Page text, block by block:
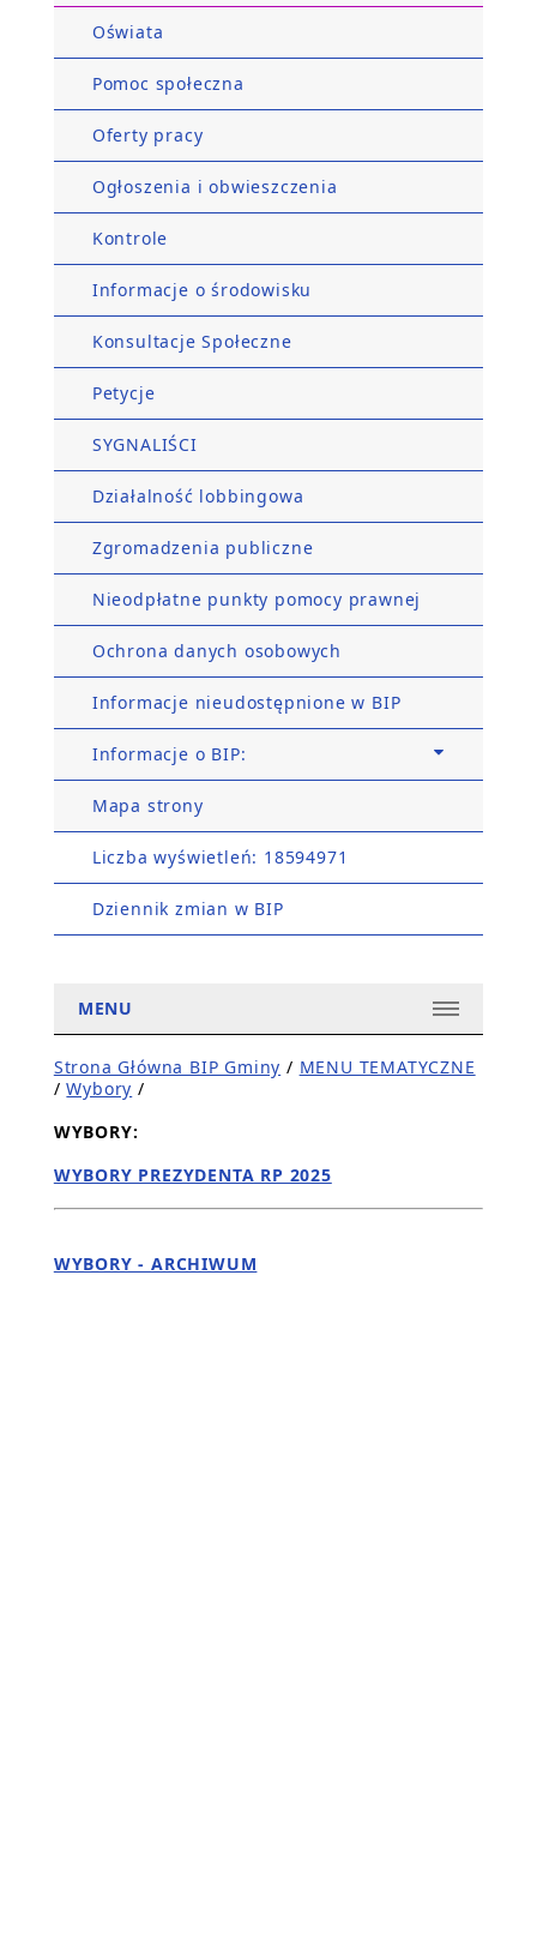
Oświata
Pomoc społeczna
Oferty pracy
Ogłoszenia i obwieszczenia
Kontrole
Informacje o środowisku
Konsultacje Społeczne
Petycje
SYGNALIŚCI
Działalność lobbingowa
Zgromadzenia publiczne
Nieodpłatne punkty pomocy prawnej
Ochrona danych osobowych
Informacje nieudostępnione w BIP
Informacje o BIP:
Mapa strony
Liczba wyświetleń: 18594971
Dziennik zmian w BIP
MENU
Strona Główna BIP Gminy / MENU TEMATYCZNE
/Wybory /
WYBORY:
WYBORY PREZYDENTA RP 2025
WYBORY - ARCHIWUM